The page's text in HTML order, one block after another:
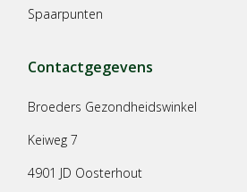
Spaarpunten
Contactgegevens
Broeders Gezondheidswinkel
Keiweg 7
4901 JD Oosterhout